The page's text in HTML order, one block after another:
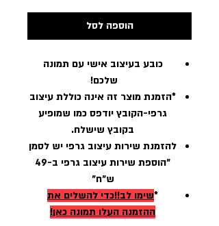
הוספה לסל
כובע בעיצוב אישי עם תמונה
שלכם!
*הזמנת מוצר זה אינה כוללת עיצוב
גרפי-הקובץ יודפס כמו שמופיע
בקובץ שישלח.
להזמנת שירות עיצוב גרפי יש לסמן
״הוספת שירות עיצוב גרפי ב-49
ש״ח״
*שימו לב!!כדי להשלים את
ההזמנה העלו תמונה כאן!